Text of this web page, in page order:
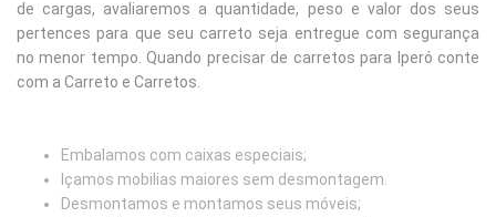
de cargas, avaliaremos a quantidade, peso e valor dos seus
pertences para que seu carreto seja entregue com segurança
no menor tempo. Quando precisar de carretos para Iperó conte
com a Carreto e Carretos.
Embalamos com caixas especiais;
Içamos mobilias maiores sem desmontagem.
Desmontamos e montamos seus móveis;